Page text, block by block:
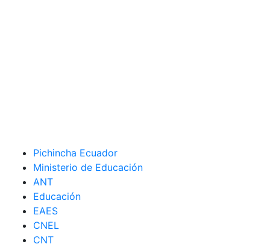
Pichincha Ecuador
Ministerio de Educación
ANT
Educación
EAES
CNEL
CNT